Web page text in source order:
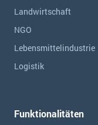
Landwirtschaft
NGO
Lebensmittelindustrie
Logistik
Funktionalitäten